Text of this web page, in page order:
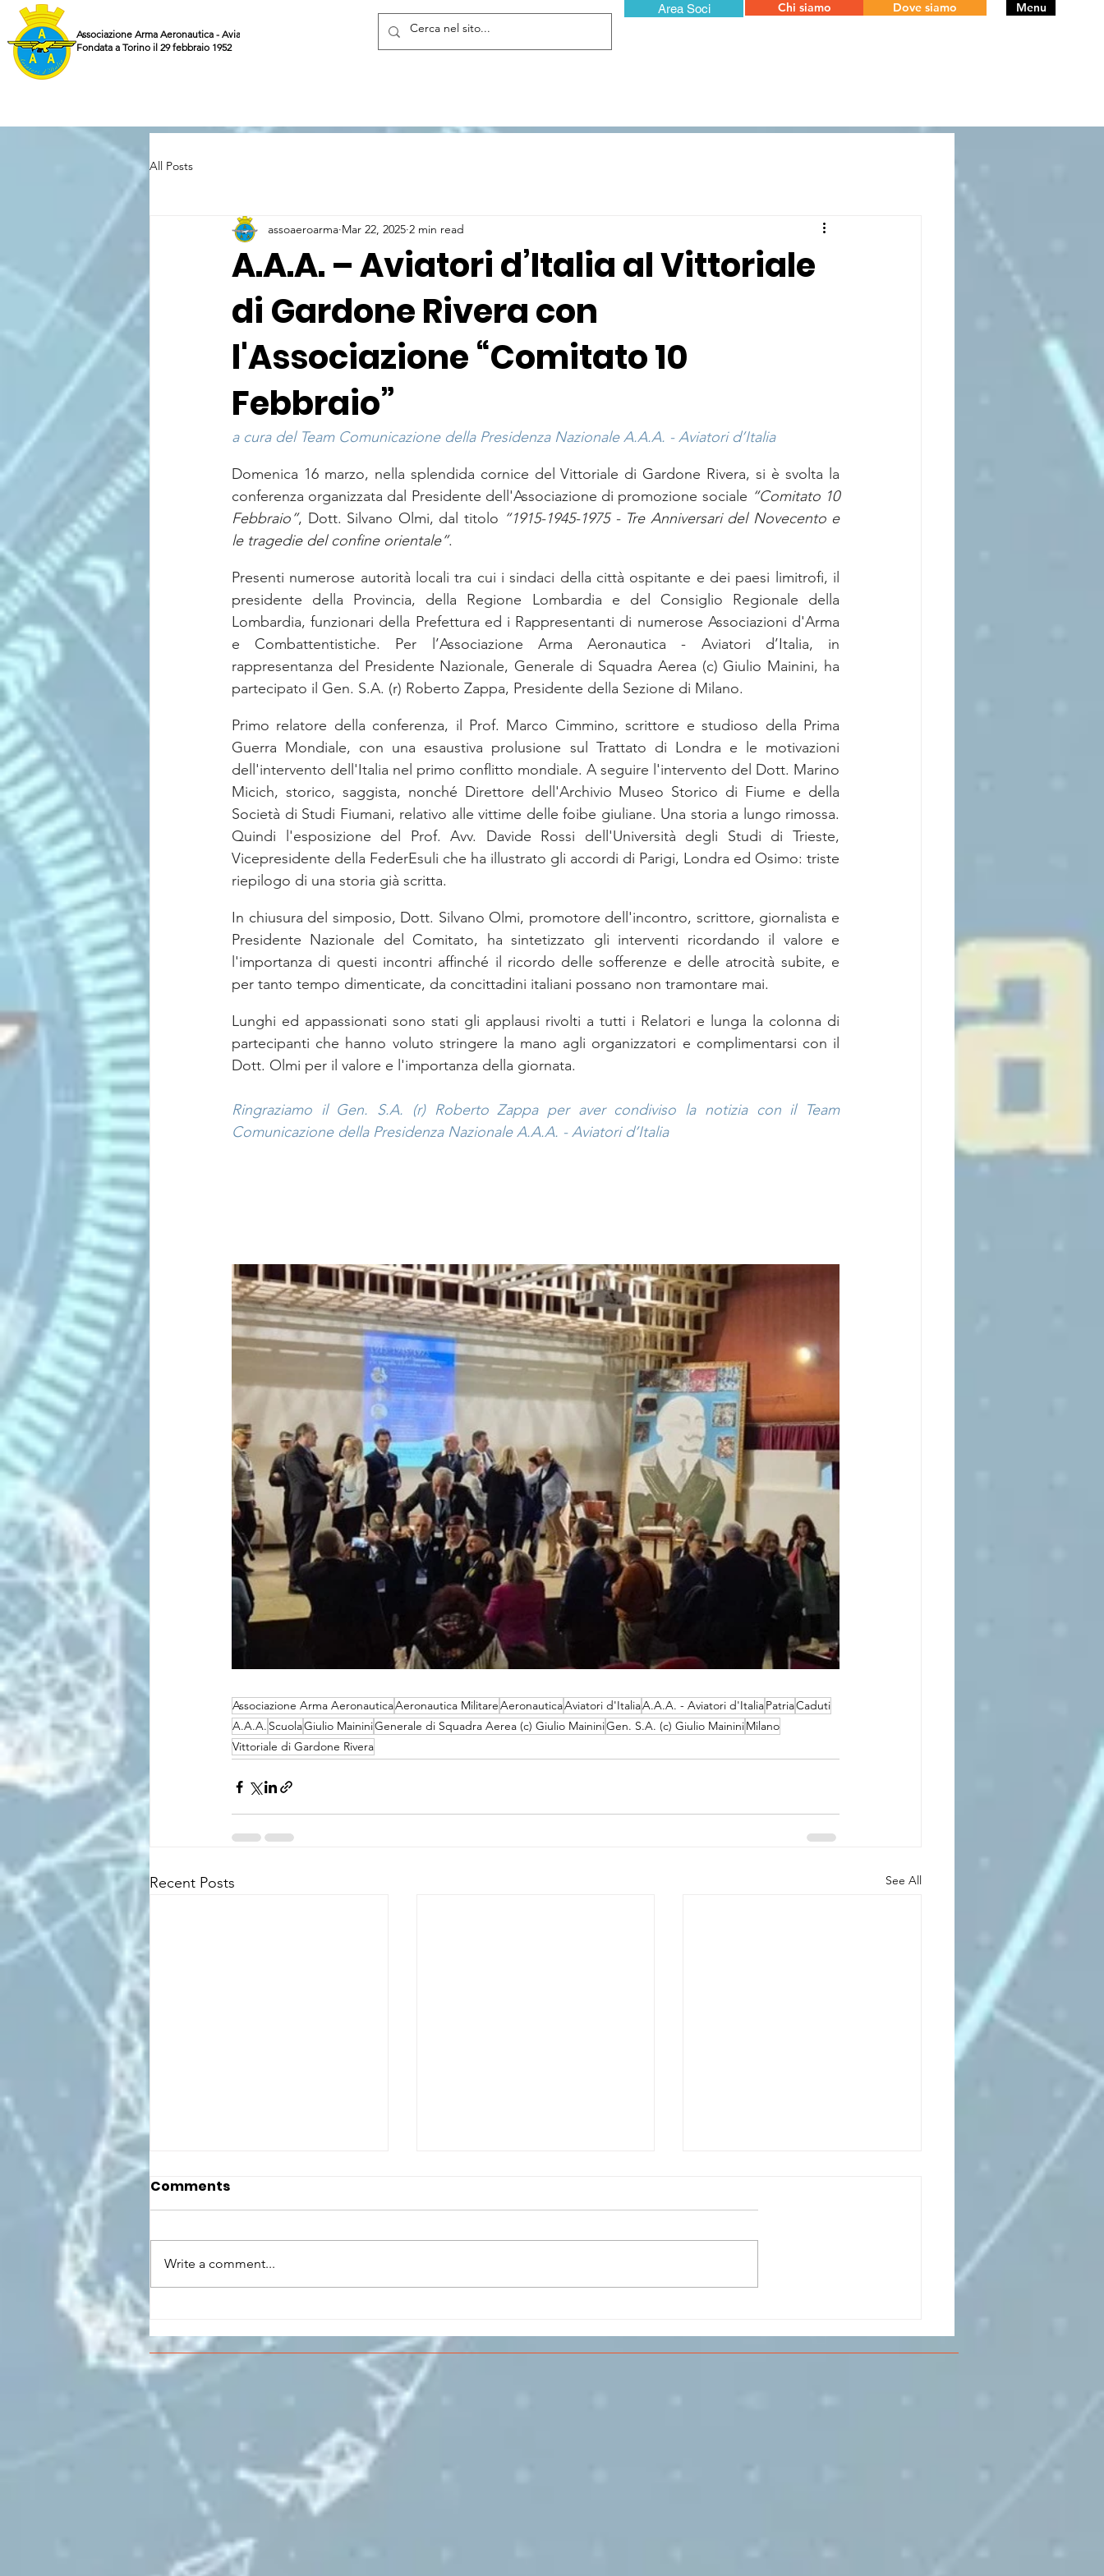
Associazione Arma Aeronautica - Aviatori d'Italia ETS
Fondata a Torino il 29 febbraio 1952
Area Soci Chi siamo Dove siamo Menu
All Posts
A.A.A. – Aviatori d’Italia al Vittoriale
di Gardone Rivera con
l'Associazione “Comitato 10
Febbraio”
assoaeroarma Mar 22, 2025 2 min read
a cura del Team Comunicazione della Presidenza Nazionale A.A.A. - Aviatori d’Italia
Domenica 16 marzo, nella splendida cornice del Vittoriale di Gardone Rivera, si è svolta la
conferenza organizzata dal Presidente dell'Associazione di promozione sociale “Comitato 10
Febbraio”, Dott. Silvano Olmi, dal titolo “1915-1945-1975 - Tre Anniversari del Novecento e
le tragedie del confine orientale”.
Presenti numerose autorità locali tra cui i sindaci della città ospitante e dei paesi limitrofi, il
presidente della Provincia, della Regione Lombardia e del Consiglio Regionale della
Lombardia, funzionari della Prefettura ed i Rappresentanti di numerose Associazioni d'Arma
e Combattentistiche. Per l’Associazione Arma Aeronautica - Aviatori d’Italia, in
rappresentanza del Presidente Nazionale, Generale di Squadra Aerea (c) Giulio Mainini, ha
partecipato il Gen. S.A. (r) Roberto Zappa, Presidente della Sezione di Milano.
Primo relatore della conferenza, il Prof. Marco Cimmino, scrittore e studioso della Prima
Guerra Mondiale, con una esaustiva prolusione sul Trattato di Londra e le motivazioni
dell'intervento dell'Italia nel primo conflitto mondiale. A seguire l'intervento del Dott. Marino
Micich, storico, saggista, nonché Direttore dell'Archivio Museo Storico di Fiume e della
Società di Studi Fiumani, relativo alle vittime delle foibe giuliane. Una storia a lungo rimossa.
Quindi l'esposizione del Prof. Avv. Davide Rossi dell'Università degli Studi di Trieste,
Vicepresidente della FederEsuli che ha illustrato gli accordi di Parigi, Londra ed Osimo: triste
riepilogo di una storia già scritta.
In chiusura del simposio, Dott. Silvano Olmi, promotore dell'incontro, scrittore, giornalista e
Presidente Nazionale del Comitato, ha sintetizzato gli interventi ricordando il valore e
l'importanza di questi incontri affinché il ricordo delle sofferenze e delle atrocità subite, e
per tanto tempo dimenticate, da concittadini italiani possano non tramontare mai.
Lunghi ed appassionati sono stati gli applausi rivolti a tutti i Relatori e lunga la colonna di
partecipanti che hanno voluto stringere la mano agli organizzatori e complimentarsi con il
Dott. Olmi per il valore e l'importanza della giornata.
Ringraziamo il Gen. S.A. (r) Roberto Zappa per aver condiviso la notizia con il Team
Comunicazione della Presidenza Nazionale A.A.A. - Aviatori d’Italia
Associazione Arma AeronauticaAeronautica MilitareAeronauticaAviatori d'ItaliaA.A.A. - Aviatori d'ItaliaPatriaCaduti
A.A.A. ScuolaGiulio MaininiGenerale di Squadra Aerea (c) Giulio MaininiGen. S.A. (c) Giulio MaininiMilano
Vittoriale di Gardone Rivera
Recent Posts See All
PERCORSO DI
FORMAZIONE SCUOLA
superiori per il concorso
sull'Aerospazio
PARLARE DI
SPERIMENTAZIONE DI
Comments
Write a comment...